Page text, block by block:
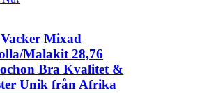
Mixad
Malakit 28,76
Bra Kvalitet &
Unik från Afrika